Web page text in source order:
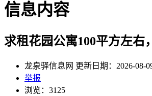
信息内容
求租花园公寓100平方左右
龙泉驿信息网 更新日期：2026-08-
举报
浏览：3125